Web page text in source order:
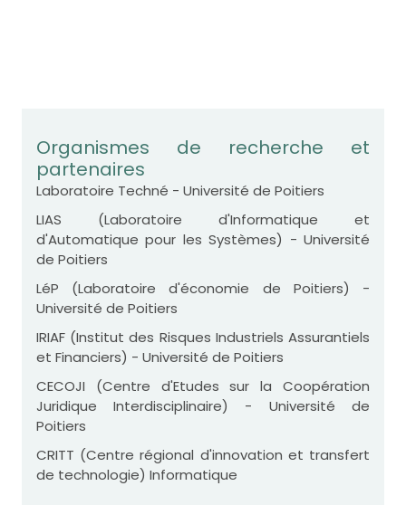
Organismes de recherche et
partenaires
Laboratoire Techné - Université de Poitiers
LIAS (Laboratoire d'Informatique et
d'Automatique pour les Systèmes) - Université
de Poitiers
LéP (Laboratoire d'économie de Poitiers) -
Université de Poitiers
IRIAF (Institut des Risques Industriels Assurantiels
et Financiers) - Université de Poitiers
CECOJI (Centre d'Etudes sur la Coopération
Juridique Interdisciplinaire) - Université de
Poitiers
CRITT (Centre régional d'innovation et transfert
de technologie) Informatique